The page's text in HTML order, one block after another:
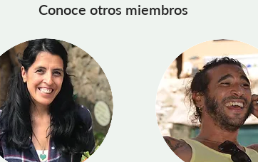
Conoce otros miembros